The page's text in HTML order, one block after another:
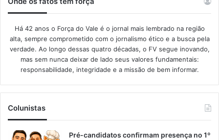
Há 42 anos o Força do Vale é o jornal mais lembrado na região
alta, sempre comprometido com o jornalismo ético e a busca pela
verdade. Ao longo dessas quatro décadas, o FV segue inovando,
mas sem nunca deixar de lado seus valores fundamentais:
responsabilidade, integridade e a missão de bem informar.​
Colunistas
Pré-candidatos confirmam presença no 1º